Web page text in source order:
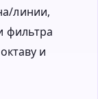
линии,
фильтра
и